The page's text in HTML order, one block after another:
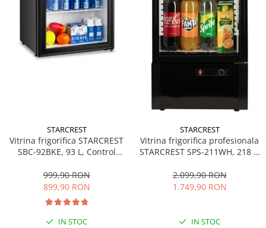
STARCREST
Vitrina frigorifica STARCREST
SBC-92BKE, 93 L, Control
83.2 cm, Negru
999,90 RON
899,90 RON
IN STOC
STARCREST
Vitrina frigorifica profesionala
STARCREST SPS-211WH, 218 L,
LED, H 141 cm, Negru
2.099,90 RON
1.749,90 RON
IN STOC